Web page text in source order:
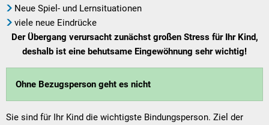
Neue Spiel- und Lernsituationen
viele neue Eindrücke
Der Übergang verursacht zunächst großen Stress für Ihr Kind,
deshalb ist eine behutsame Eingewöhnung sehr wichtig!
Ohne Bezugsperson geht es nicht
Sie sind für Ihr Kind die wichtigste Bindungsperson. Ziel der